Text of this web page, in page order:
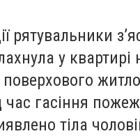
рятувальники
у квартирі
поверхового
гасіння
тіла